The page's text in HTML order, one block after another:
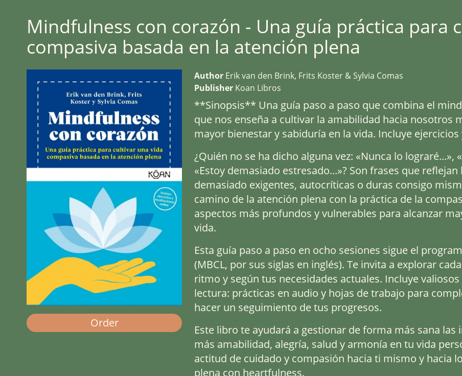
Mindfulness con corazón - Una guía práctica para
compasiva basada en la atención plena
Order
Author Erik van den Brink, Frits Koster & Sylvia Comas
Publisher Koan Libros
**Sinopsis** Una guía paso a paso que combina el
que nos enseña a cultivar la amabilidad hacia nosotros
mayor bienestar y sabiduría en la vida. Incluye
¿Quién no se ha dicho alguna vez: «Nunca lo lograré...»,
«Estoy demasiado estresado...»? Son frases que
demasiado exigentes, autocríticas o duras consigo
camino de la atención plena con la práctica de la
aspectos más profundos y vulnerables para alcanzar
vida.
Esta guía paso a paso en ocho sesiones sigue el
(MBCL, por sus siglas en inglés). Te invita a explorar
ritmo y según tus necesidades actuales. Incluye
lectura: prácticas en audio y hojas de trabajo para
hacer un seguimiento de tus progresos.
Este libro te ayudará a gestionar de forma más sana
más amabilidad, alegría, salud y armonía en tu vida
actitud de cuidado y compasión hacia ti mismo y hacia
plena con heartfulness.